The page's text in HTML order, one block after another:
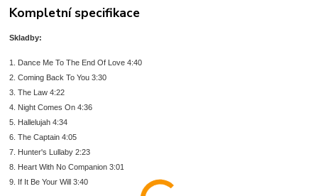
Kompletní specifikace
Skladby:
1. Dance Me To The End Of Love 4:40
2. Coming Back To You 3:30
3. The Law 4:22
4. Night Comes On 4:36
5. Hallelujah 4:34
6. The Captain 4:05
7. Hunter's Lullaby 2:23
8. Heart With No Companion 3:01
9. If It Be Your Will 3:40